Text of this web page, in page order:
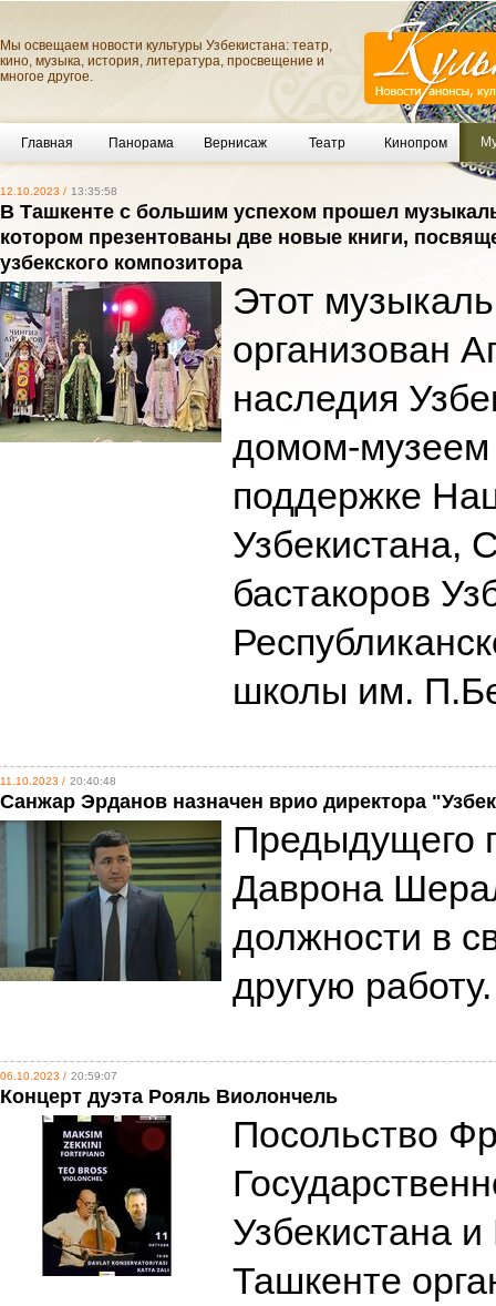
Мы освещаем новости культуры Узбекистана: театр,
кино, музыка, история, литература, просвещение и
многое другое.
Главная Панорама Вернисаж Театр Кинопром
12.10.2023 / 13:35:58
В Ташкенте с большим успехом прошел
котором презентованы две новые книги,
узбекского композитора
Этот
организован
наследия
домом-
поддержке
Узбекистана,
бастакоров
школы им.
11.10.2023 / 20:40:48
Санжар Эрданов назначен врио директора
Предыдущего
Даврона
должности в
другую
06.10.2023 / 20:59:07
Концерт дуэта Рояль Виолончель
Посольство
Узбекистана
Ташкенте